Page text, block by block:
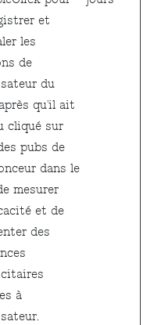
et
les
de
du
qu'il ait
cliqué sur
pubs de
dans le
mesurer
et de
des
à